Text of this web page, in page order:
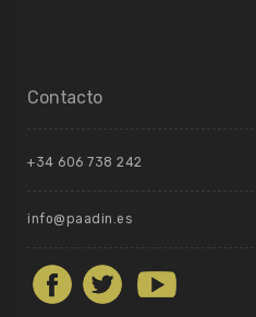
Contacto
+34 606 738 242
info@paadin.es